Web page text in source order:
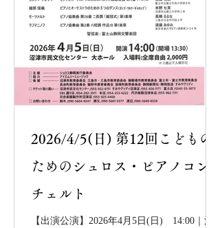
2026/4/5(日) 第12回こどもの
ためのシュロス・ピアノコン
チェルト
【出演公演】2026年4月5日(日) 14:00｜沼